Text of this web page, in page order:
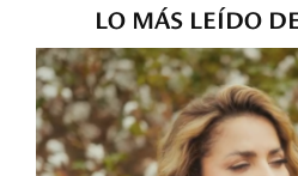
LO MÁS LEÍDO